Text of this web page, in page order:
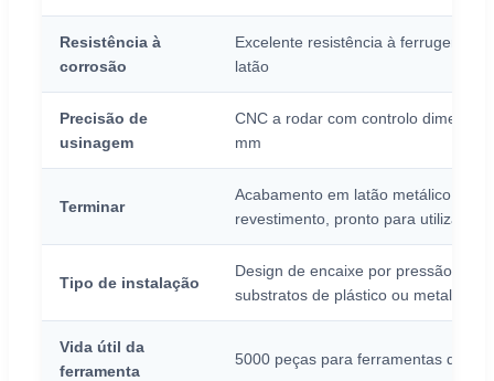
Resistência à
corrosão
Excelente resistência à ferrugem e
latão
Precisão de
usinagem
CNC a rodar com controlo
mm
Terminar
Acabamento em latão metálico
revestimento, pronto para utilização
Tipo de instalação
Design de encaixe por pressão
substratos de plástico ou metal
Vida útil da
ferramenta
5000 peças para ferramentas de